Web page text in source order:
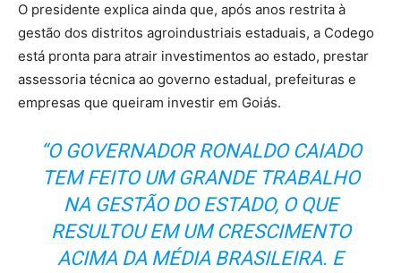
O presidente explica ainda que, após anos restrita à
gestão dos distritos agroindustriais estaduais, a Codego
está pronta para atrair investimentos ao estado, prestar
assessoria técnica ao governo estadual, prefeituras e
empresas que queiram investir em Goiás.
“O GOVERNADOR RONALDO CAIADO
TEM FEITO UM GRANDE TRABALHO
NA GESTÃO DO ESTADO, O QUE
RESULTOU EM UM CRESCIMENTO
ACIMA DA MÉDIA BRASILEIRA. E